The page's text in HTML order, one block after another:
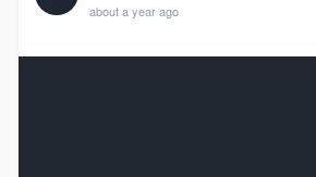
about a year ago